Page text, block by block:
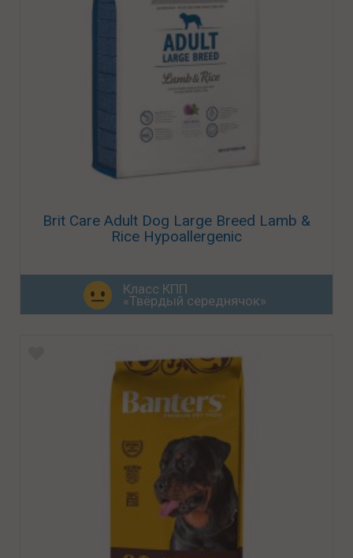
Brit Care Adult Dog Large Breed Lamb &
Rice Hypoallergenic
Класс КПП
«Твёрдый середнячок»